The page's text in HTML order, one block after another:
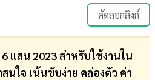
คัดลอกลิงก์
แสน 2023 สำหรับใช้งานใน
นใจ เน้นขับง่าย คล่องตัว ค่า